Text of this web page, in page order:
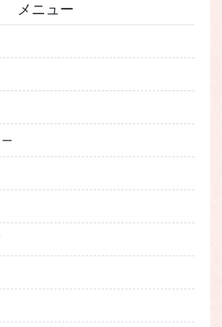
メニュー